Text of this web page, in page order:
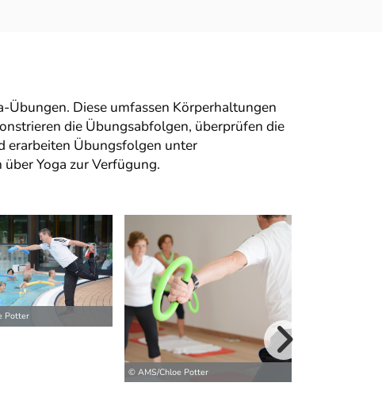
Übungen. Diese umfassen Körperhaltungen
die Übungsabfolgen, überprüfen die
erarbeiten Übungsfolgen unter
Yoga zur Verfügung.
Potter
© AMS/Chloe Potter weitere Bilder>